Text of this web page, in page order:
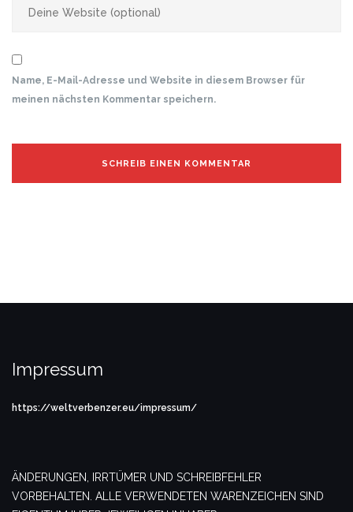
Name, E-Mail-Adresse und Website in diesem Browser für
meinen nächsten Kommentar speichern.
Impressum
https://weltverbenzer.eu/impressum/
ÄNDERUNGEN, IRRTÜMER UND SCHREIBFEHLER
VORBEHALTEN. ALLE VERWENDETEN WARENZEICHEN SIND